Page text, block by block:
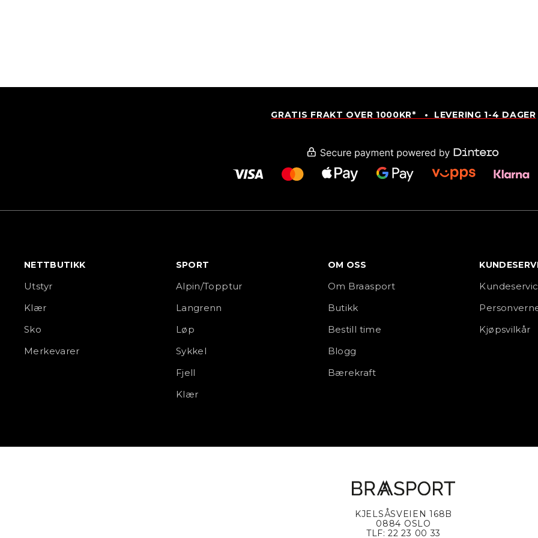
GRATIS FRAKT OVER 1000KR* • LEVERING 1-4 DAGER
NETTBUTIKK
Utstyr
Klær
Sko
Merkevarer
SPORT
Alpin/Topptur
Langrenn
Løp
Sykkel
Fjell
Klær
OM OSS
Om Braasport
Butikk
Bestill time
Blogg
Bærekraft
Kjøpsvilkår
KJELSÅSVEIEN 168B
0884 OSLO
TLF: 22 23 00 33